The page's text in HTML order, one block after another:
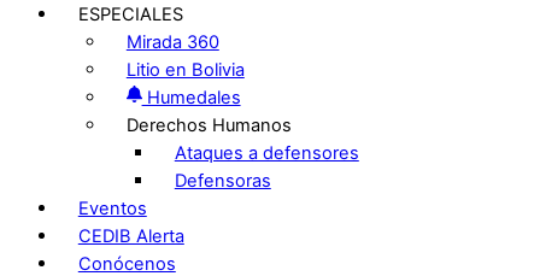
ESPECIALES
Mirada 360
Litio en Bolivia
Humedales
Derechos Humanos
Ataques a defensores
Defensoras
Eventos
CEDIB Alerta
Conócenos